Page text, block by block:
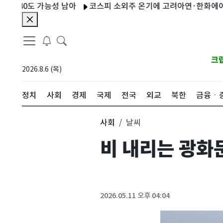
가능성 남아 코스피 소외주 온기에 고려아연·한화에어로 '황
2026.8.6 (목)
크
정치 사회 경제 국제 전국 외교 북한 금융ㆍ
사회 날씨
비 내리는 광화
2026.05.11 오후 04:04